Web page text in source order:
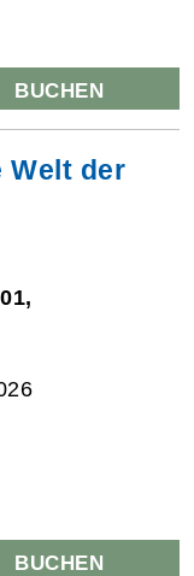
BUCHEN
Welt der
BUCHEN